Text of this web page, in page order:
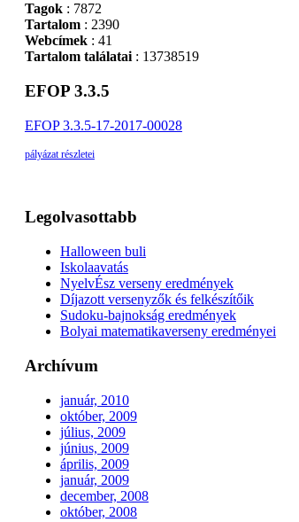
Tagok: 7872
Tartalom: 2390
Webcímek: 41
Tartalom találatai: 13738519
EFOP 3.3.5
EFOP 3.3.5-17-2017-00028
pályázat részletei
Legolvasottabb
Halloween buli
Iskolaavatás
NyelvÉsz verseny eredmények
Díjazott versenyzők és felkészítőik
Sudoku-bajnokság eredmények
Bolyai matematikaverseny eredményei
Archívum
január, 2010
október, 2009
július, 2009
június, 2009
április, 2009
január, 2009
december, 2008
október, 2008